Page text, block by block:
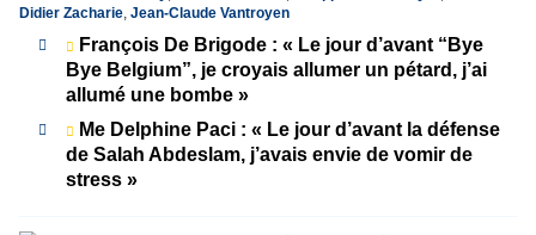
Didier Zacharie, Jean-Claude Vantroyen
François De Brigode : « Le jour d’avant “Bye
Bye Belgium”, je croyais allumer un pétard, j’ai
allumé une bombe »
Me Delphine Paci : « Le jour d’avant la défense
de Salah Abdeslam, j’avais envie de vomir de
stress »